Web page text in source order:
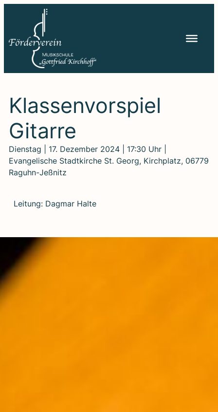
springen
Klas­sen­vor­spiel
Gitar­re
Dienstag | 17. Dezember 2024 | 17:30 Uhr |
Evangelische Stadtkirche St. Georg, Kirchplatz, 06779
Raguhn-Jeßnitz
Lei­tung: Dag­mar Hal­te